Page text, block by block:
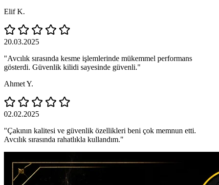
Elif K.
20.03.2025
"Avcılık sırasında kesme işlemlerinde mükemmel performans
gösterdi. Güvenlik kilidi sayesinde güvenli."
Ahmet Y.
02.02.2025
"Çakının kalitesi ve güvenlik özellikleri beni çok memnun etti.
Avcılık sırasında rahatlıkla kullandım."